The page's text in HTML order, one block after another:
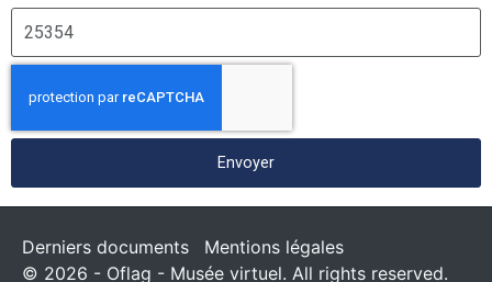
Envoyer
Derniers documents
Mentions légales
© 2026 - Oflag - Musée virtuel. All rights reserved.